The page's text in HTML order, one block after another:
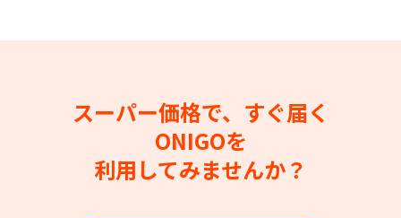
スーパー価格で、すぐ届く
ONIGOを
利用してみませんか？